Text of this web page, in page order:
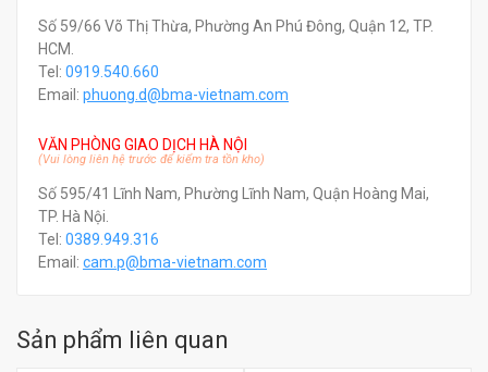
Số 59/66 Võ Thị Thừa, Phường An Phú Đông, Quận 12, TP.
HCM.
Tel: 0919.540.660
Email: phuong.d@bma-vietnam.com
VĂN PHÒNG GIAO DỊCH HÀ NỘI
(Vui lòng liên hệ trước để kiểm tra tồn kho)
Số 595/41 Lĩnh Nam, Phường Lĩnh Nam, Quận Hoàng Mai,
TP. Hà Nội.
Tel: 0389.949.316
Email: cam.p@bma-vietnam.com
Sản phẩm liên quan